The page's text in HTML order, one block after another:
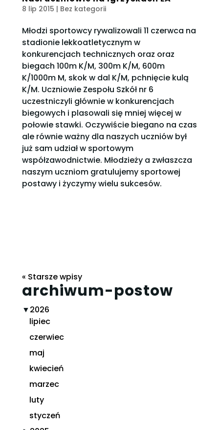
8 lip 2015 | Bez kategorii
Młodzi sportowcy rywalizowali 11 czerwca na
stadionie lekkoatletycznym w
konkurencjach technicznych oraz oraz
biegach 100m K/M, 300m K/M, 600m
K/1000m M, skok w dal K/M, pchnięcie kulą
K/M. Uczniowie Zespołu Szkół nr 6
uczestniczyli głównie w konkurencjach
biegowych i plasowali się mniej więcej w
połowie stawki. Oczywiście biegano na czas
ale równie ważny dla naszych uczniów był
już sam udział w sportowym
współzawodnictwie. Młodzieży a zwłaszcza
naszym uczniom gratulujemy sportowej
postawy i życzymy wielu sukcesów.
« Starsze wpisy
archiwum-postow
▼2026
lipiec
czerwiec
maj
kwiecień
marzec
luty
styczeń